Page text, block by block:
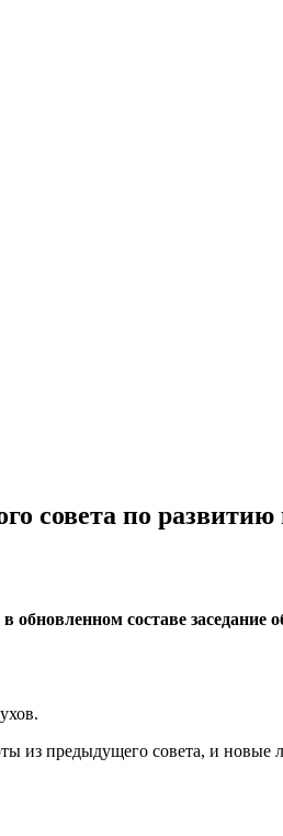
совета по
составе
из предыдущего совета, и